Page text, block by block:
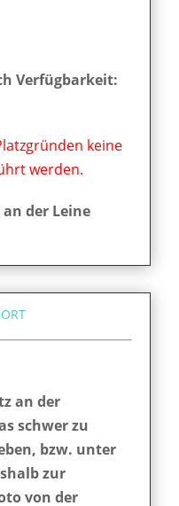
Verfügbarkeit:
keine
werden.
der Leine
an der
schwer zu
bzw. unter
zur
von der